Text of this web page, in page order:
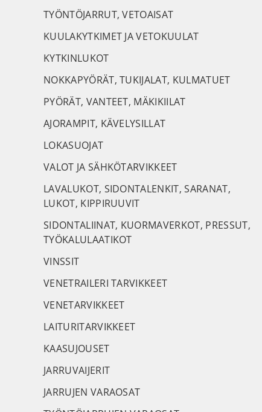
TYÖNTÖJARRUT, VETOAISAT
KUULAKYTKIMET JA VETOKUULAT
KYTKINLUKOT
NOKKAPYÖRÄT, TUKIJALAT, KULMATUET
PYÖRÄT, VANTEET, MÄKIKIILAT
AJORAMPIT, KÄVELYSILLAT
LOKASUOJAT
VALOT JA SÄHKÖTARVIKKEET
LAVALUKOT, SIDONTALENKIT, SARANAT,
LUKOT, KIPPIRUUVIT
SIDONTALIINAT, KUORMAVERKOT, PRESSUT,
TYÖKALULAATIKOT
VINSSIT
VENETRAILERI TARVIKKEET
VENETARVIKKEET
LAITURITARVIKKEET
KAASUJOUSET
JARRUVAIJERIT
JARRUJEN VARAOSAT